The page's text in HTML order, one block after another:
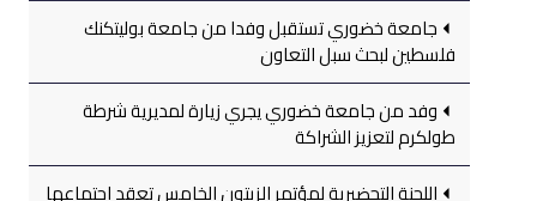
جامعة خضوري تستقبل وفدا من جامعة بوليتكنك
فلسطين لبحث سبل التعاون
وفد من جامعة خضوري يجري زيارة لمديرية شرطة
طولكرم لتعزيز الشراكة
اللجنة التحضيرية لمؤتمر الزيتون الخامس تعقد اجتماعها